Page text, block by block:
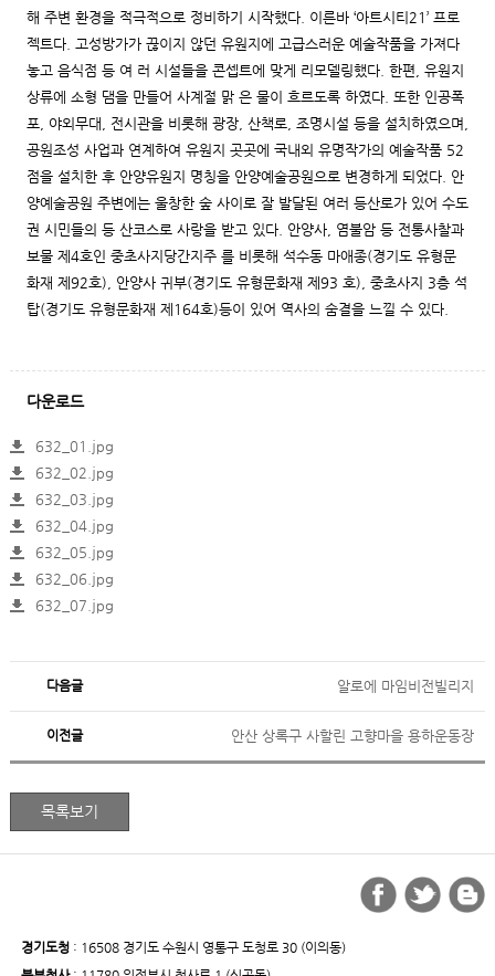
해 주변 환경을 적극적으로 정비하기 시작했다. 이른바 ‘아트시티21’ 프로
젝트다. 고성방가가 끊이지 않던 유원지에 고급스러운 예술작품을 가져다
놓고 음식점 등 여 러 시설들을 콘셉트에 맞게 리모델링했다. 한편, 유원지
상류에 소형 댐을 만들어 사계절 맑 은 물이 흐르도록 하였다. 또한 인공폭
포, 야외무대, 전시관을 비롯해 광장, 산책로, 조명시설 등을 설치하였으며,
공원조성 사업과 연계하여 유원지 곳곳에 국내외 유명작가의 예술작품 52
점을 설치한 후 안양유원지 명칭을 안양예술공원으로 변경하게 되었다. 안
양예술공원 주변에는 울창한 숲 사이로 잘 발달된 여러 등산로가 있어 수도
권 시민들의 등 산코스로 사랑을 받고 있다. 안양사, 염불암 등 전통사찰과
보물 제4호인 중초사지당간지주 를 비롯해 석수동 마애종(경기도 유형문
화재 제92호), 안양사 귀부(경기도 유형문화재 제93 호), 중초사지 3층 석
탑(경기도 유형문화재 제164호)등이 있어 역사의 숨결을 느낄 수 있다.
다운로드
632_01.jpg
632_02.jpg
632_03.jpg
632_04.jpg
632_05.jpg
632_06.jpg
632_07.jpg
다음글 알로에 마임비전빌리지
이전글 안산 상록구 사할린 고향마을 용하운동장
경기도청: 16508 경기도 수원시 영통구 도청로 30 (이의동)